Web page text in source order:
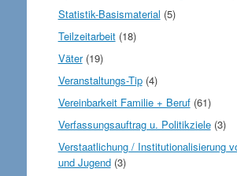
Statistik-Basismaterial (5)
Teilzeitarbeit(18)
Väter(19)
Veranstaltungs-Tip(4)
Vereinbarkeit Familie + Beruf(61)
Verfassungsauftrag u. Politikziele(3)
Verstaatlichung / Institutionalisierung
und Jugend(3)